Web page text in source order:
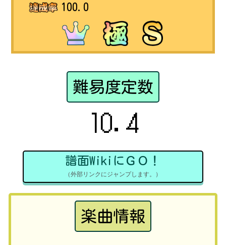
100.0
難易度定数
10.4
譜面WikiにＧＯ！
（外部リンクにジャンプします。）
楽曲情報